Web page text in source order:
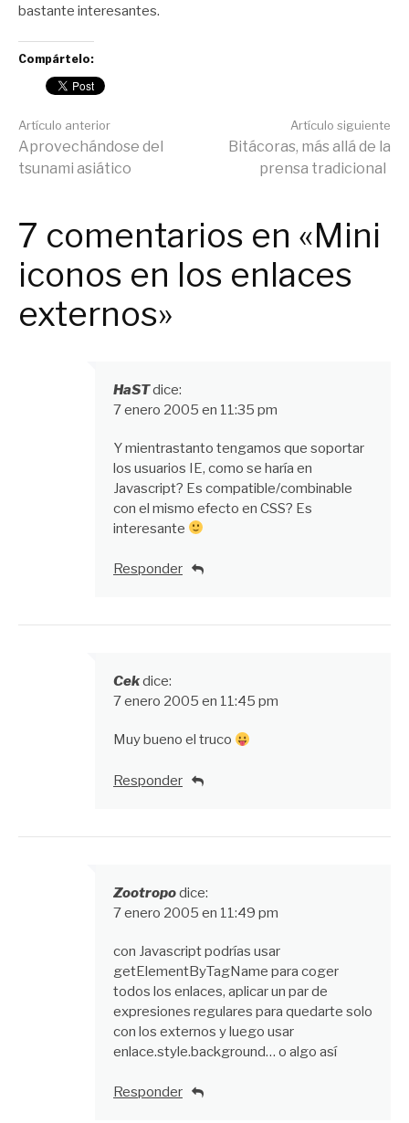
bastante interesantes.
Compártelo:
Seguir
Artículo anterior
Aprovechándose del
tsunami asiático
Artículo siguiente
Bitácoras, más allá de la
prensa tradicional
7 comentarios en «Mini
iconos en los enlaces
externos»
HaSTdice:
7 enero 2005 en 11:35 pm
Y mientrastanto tengamos que soportar
los usuarios IE, como se haría en
Javascript? Es compatible/combinable
con el mismo efecto en CSS? Es
interesante
Responder
Cekdice:
7 enero 2005 en 11:45 pm
Muy bueno el truco
Responder
Zootropodice:
7 enero 2005 en 11:49 pm
con Javascript podrías usar
getElementByTagName para coger
todos los enlaces, aplicar un par de
expresiones regulares para quedarte solo
con los externos y luego usar
enlace.style.background… o algo así
Responder